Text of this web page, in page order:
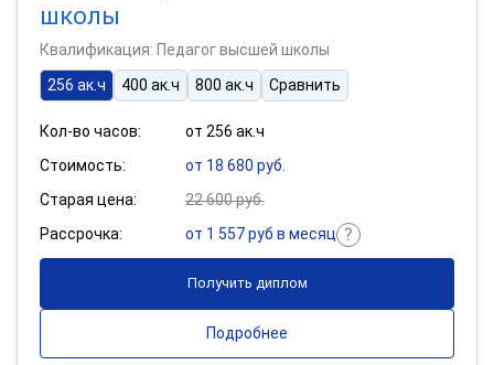
школы
Квалификация: Педагог высшей школы
256 ак.ч
400 ак.ч 800 ак.ч Сравнить
Кол-во часов:
от 256 ак.ч
Стоимость:
от 18 680 руб.
Старая цена:
22 600 руб.
Рассрочка:
от 1 557 руб в месяц
Получить диплом
Подробнее